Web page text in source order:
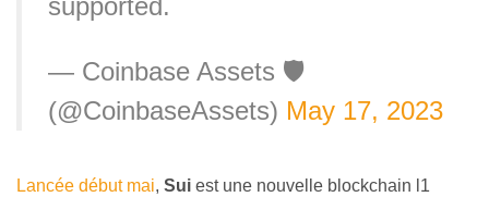
— Coinbase Assets 🛡️
(@CoinbaseAssets) May 17, 2023
Lancée début mai, Sui est une nouvelle blockchain l1